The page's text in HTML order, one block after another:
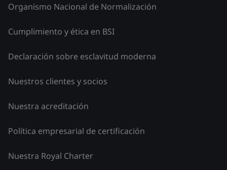
Organismo Nacional de Normalización
Cumplimiento y ética en BSI
Declaración sobre esclavitud moderna
Nuestros clientes y socios
Nuestra acreditación
Política empresarial de certificación
Nuestra Royal Charter